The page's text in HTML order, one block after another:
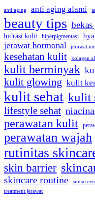
anti aging anti aging alami
beauty tips
hidrasi kulit hiperpigmentasi
jerawat hormonal jerawat
kesehatan kulit kolagen
kulit berminyak
kulit glowing kulit
kulit sehat kulit
lifestyle sehat
perawatan kulit
perawatan wajah
rutinitas
skin barrier
skincare routine
treatment jerawat